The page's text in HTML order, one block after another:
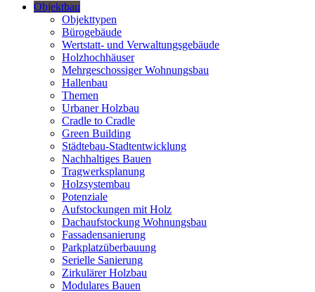
Objektbau
Objekttypen
Bürogebäude
Wertstatt- und Verwaltungsgebäude
Holzhochhäuser
Mehrgeschossiger Wohnungsbau
Hallenbau
Themen
Urbaner Holzbau
Cradle to Cradle
Green Building
Städtebau-Stadtentwicklung
Nachhaltiges Bauen
Tragwerksplanung
Holzsystembau
Potenziale
Aufstockungen mit Holz
Dachaufstockung Wohnungsbau
Fassadensanierung
Parkplatzüberbauung
Serielle Sanierung
Zirkulärer Holzbau
Modulares Bauen